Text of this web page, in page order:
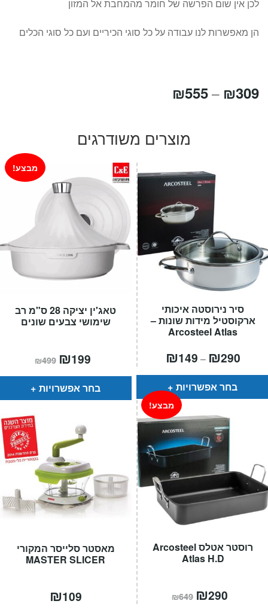
לכן אין שום הפרשה של חומר מהמחבת אל המזון
הן מאפשרות לנו עבודה על כל סוגי הכיריים ועם כל סוגי הכלים
₪309
–
₪555
מוצרים משודרגים
טאג'ין יציקה 28 ס"מ רב
שימושי צבעים שונים
מבצע!
₪499 המחיר
המקורי
היה:
₪499.
₪199
הוא:
בחר אפשרויות
סיר נירוסטה איכותי
ארקוסטיל מידות שונות –
Arcosteel Atlas
₪149 – ₪290טווח
⁦₪149⁩
בחר אפשרויות
מאסטר סלייסר המקורי
MASTER SLICER
₪109
רוסטר אטלס Arcosteel
Atlas H.D
מבצע!
₪649 המחיר
המקורי
₪290